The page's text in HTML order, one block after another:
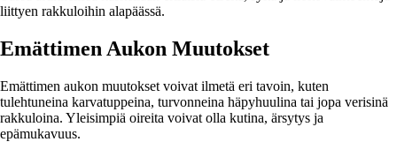
liittyen rakkuloihin alapäässä.
Emättimen Aukon Muutokset
Emättimen aukon muutokset voivat ilmetä eri tavoin, kuten
tulehtuneina karvatuppeina, turvonneina häpyhuulina tai jopa verisinä
rakkuloina. Yleisimpiä oireita voivat olla kutina, ärsytys ja
epämukavuus.